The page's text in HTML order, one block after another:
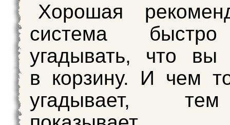
Хорошая
система
угадывать, что вы
в корзину. И чем
угадывает,